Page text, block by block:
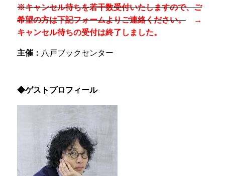
※キャンセル待ちを若干数受付いたしますので、ご
希望の方は下記フォームよりご連絡ください。→
キャンセル待ちの受付は終了しました。
主催： 八戸ブックセンター
◆ゲストプロフィール